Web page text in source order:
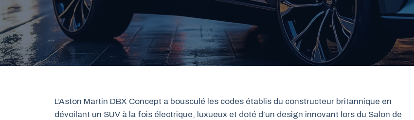
L’Aston Martin DBX Concept a bousculé les codes établis du constructeur britannique en
dévoilant un SUV à la fois électrique, luxueux et doté d’un design innovant lors du Salon de